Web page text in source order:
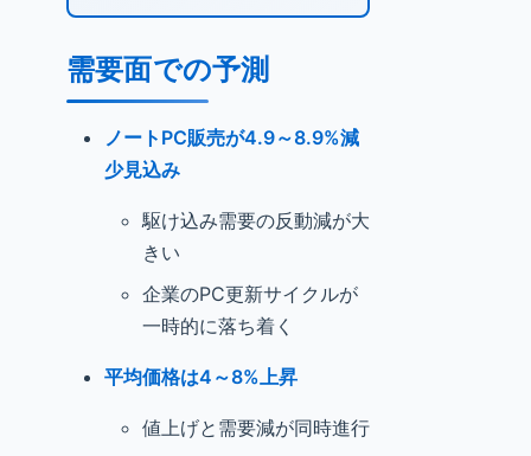
需要面での予測
ノートPC販売が4.9～8.9%減
少見込み
駆け込み需要の反動減が大
きい
企業のPC更新サイクルが
一時的に落ち着く
平均価格は4～8%上昇
値上げと需要減が同時進行